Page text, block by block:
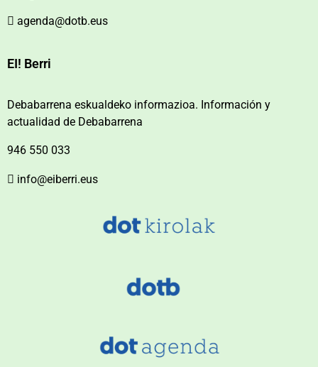
agenda@dotb.eus
EI! Berri
Debabarrena eskualdeko informazioa. Información y
actualidad de Debabarrena
946 550 033
info@eiberri.eus